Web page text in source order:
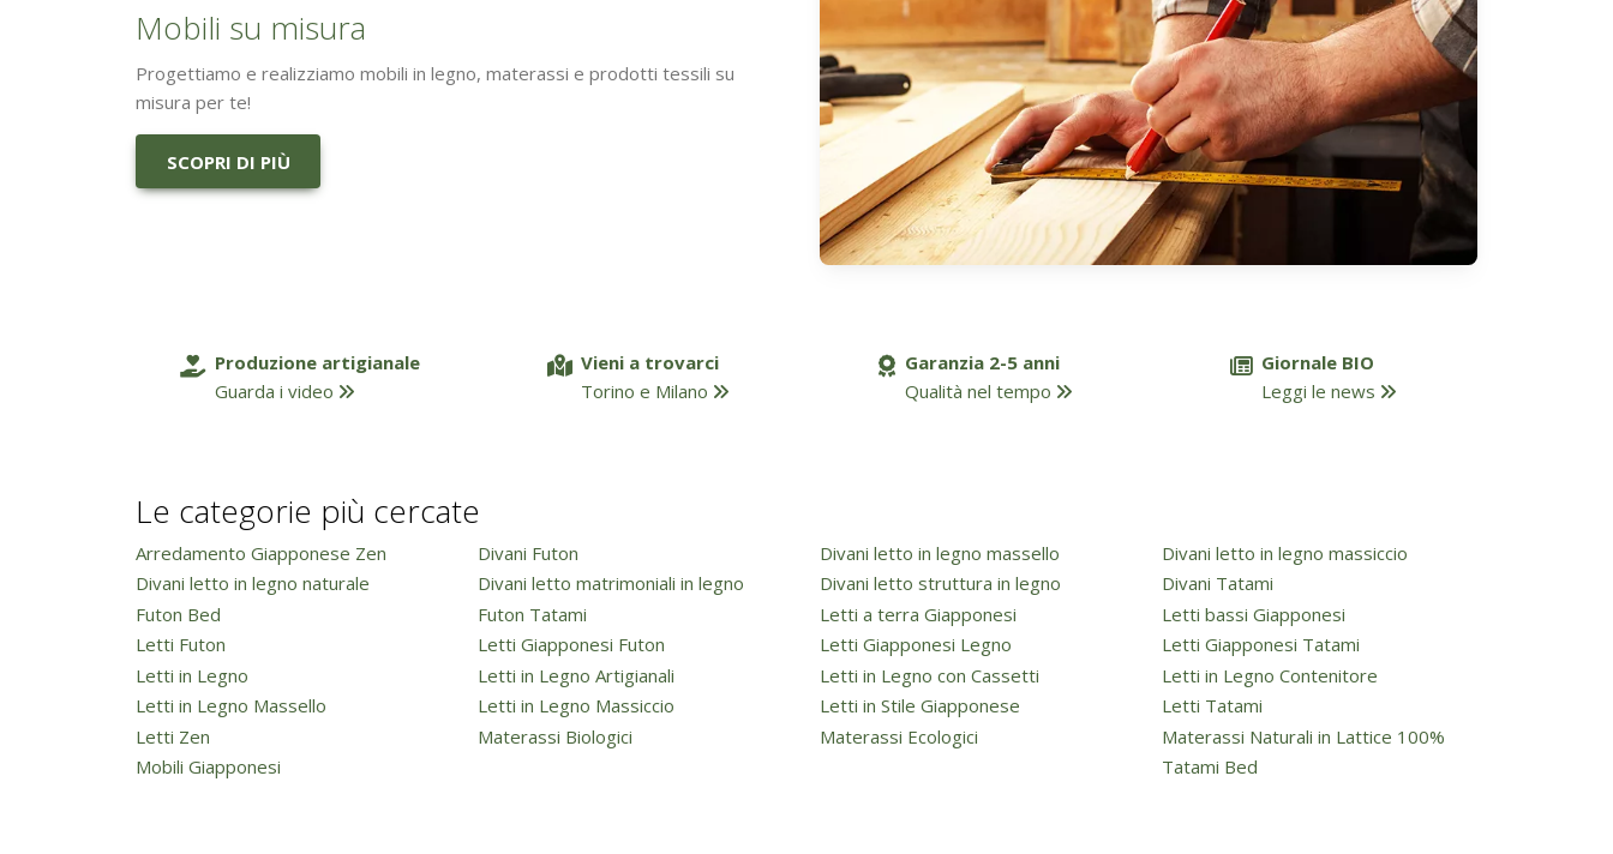
Mobili su misura
Progettiamo e realizziamo mobili in legno, materassi e prodotti tessili su
misura per te!
SCOPRI DI PIÙ
Produzione artigianale
Guarda i video
Vieni a trovarci
Torino e Milano
Garanzia 2-5 anni
Qualità nel tempo
Giornale BIO
Leggi le news
Le categorie più cercate
Arredamento Giapponese Zen Divani Futon Divani letto in legno massello
Divani letto in legno massiccio
Divani letto in legno naturale
Divani letto matrimoniali in legno Divani letto struttura in legno
Divani Tatami
Futon Bed
Futon Tatami Letti a terra Giapponesi
Letti bassi Giapponesi
Letti Futon
Letti Giapponesi Futon Letti Giapponesi Legno
Letti Giapponesi Tatami
Letti in Legno
Letti in Legno Artigianali Letti in Legno con Cassetti
Letti in Legno Contenitore
Letti in Legno Massello
Letti in Legno Massiccio Letti in Stile Giapponese
Letti Tatami
Letti Zen
Materassi Biologici Materassi Ecologici
Materassi Naturali in Lattice 100%
Mobili Giapponesi
Tatami Bed